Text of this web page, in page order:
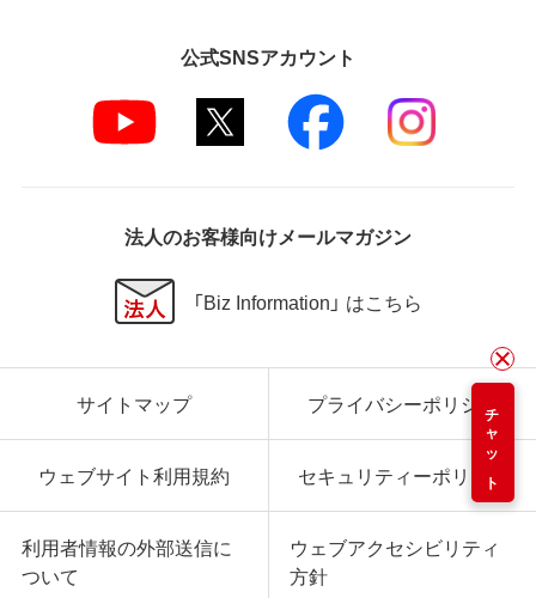
チャット
公式SNSアカウント
法人のお客様向けメールマガジン
「Biz Information」 はこちら
サイトマップ プライバシーポリシー
ウェブサイト利用規約 セキュリティーポリシー
利用者情報の外部送信に
ついて
ウェブアクセシビリティ
方針